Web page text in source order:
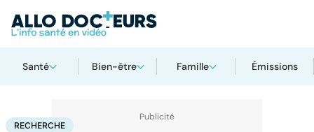
Santé Bien-être Famille Émissions
AccueilSantéMaladies Recherche
RECHERCHE